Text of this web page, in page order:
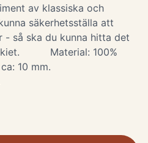
av klassiska och
säkerhetsställa att
så ska du kunna hitta det
Material: 100%
10 mm.